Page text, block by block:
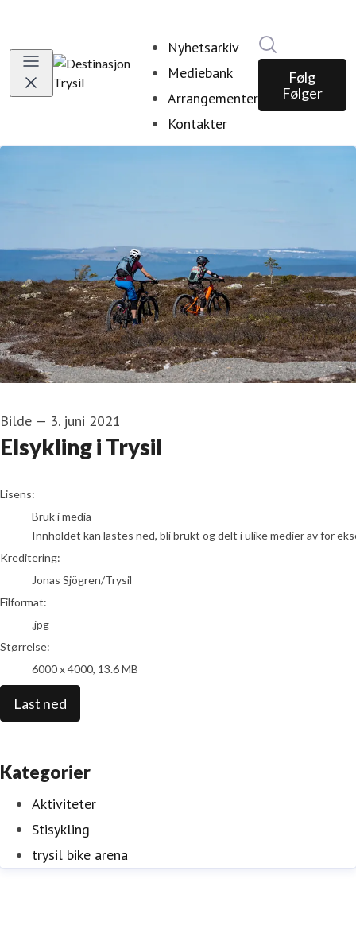
Nyhetsarkiv
Mediebank
Arrangementer
Kontakter
Følg
Følger
Bilde — 3. juni 2021
Elsykling i Trysil
Jonas Sjögren/Trysil
Lisens:
Bruk i media
Innholdet kan lastes ned, bli brukt og delt i ulike medier av for
Kreditering:
Jonas Sjögren/Trysil
Filformat:
.jpg
Størrelse:
6000 x 4000, 13.6 MB
Last ned
Kategorier
Aktiviteter
Stisykling
trysil bike arena